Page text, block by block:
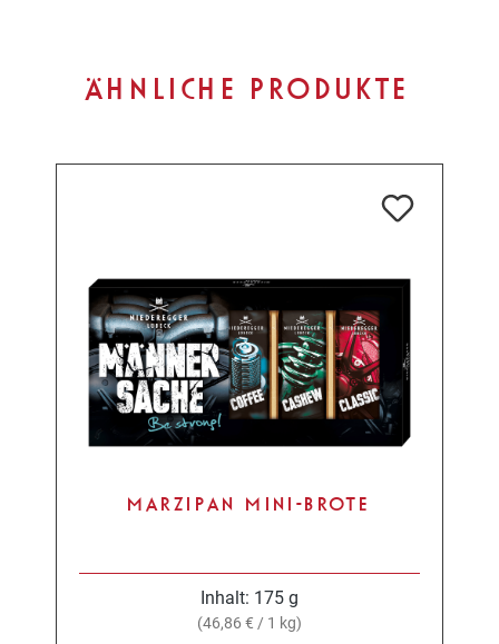
Produktgalerie überspringen
ÄHNLICHE PRODUKTE
MARZIPAN MINI-BROTE
Inhalt: 175 g
(46,86 € / 1 kg)